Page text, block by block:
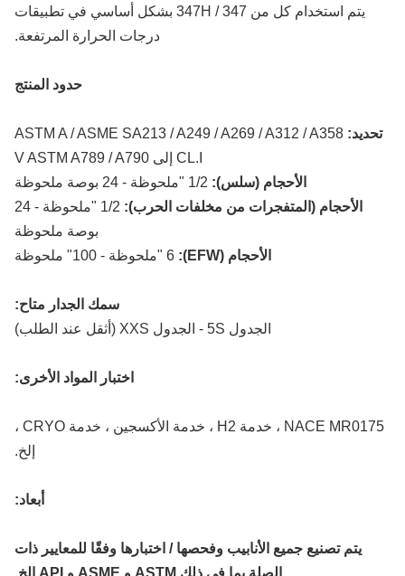
يتم استخدام كل من 347 / 347H بشكل أساسي في تطبيقات
درجات الحرارة المرتفعة.
حدود المنتج
ASTM A / ASME SA213 / A249 / A269 / A312 / A358
الأحجام (سلس):1/2 "ملحوظة - 24 بوصة ملحوظة
الأحجام (المتفجرات من مخلفات الحرب):
1/2 "ملحوظة - 24
بوصة ملحوظة
الأحجام (EFW):
6 "ملحوظة - 100" ملحوظة
سمك الجدار متاح:
الجدول 5S - الجدول XXS (أثقل عند الطلب)
اختبار المواد الأخرى:
NACE MR0175 ، خدمة H2 ، خدمة الأكسجين ، خدمة CRYO ،
يتم تصنيع جميع الأنابيب وفحصها / اختبارها وفقًا للمعايير ذات
الصلة بما في ذلك ASTM و ASME و API إلخ.